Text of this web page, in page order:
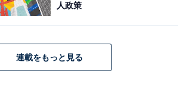
人政策
連載をもっと見る